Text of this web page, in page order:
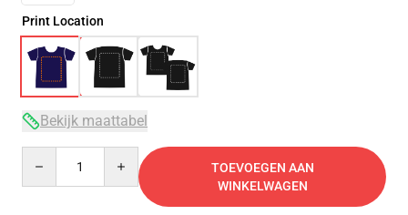
Print Location
Bekijk maattabel
TOEVOEGEN AAN
WINKELWAGEN